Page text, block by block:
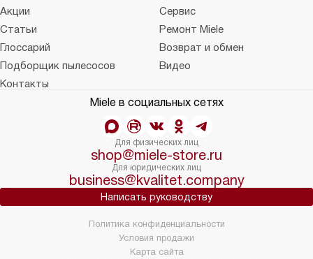
Акции
Сервис
Статьи
Ремонт Miele
Глоссарий
Возврат и обмен
Подборщик пылесосов
Видео
Контакты
Miele в социальных сетях
Для физических лиц
shop@miele-store.ru
Для юридических лиц
business@kvalitet.company
Написать руководству
Политика конфиденциальности
Условия продажи
Карта сайта